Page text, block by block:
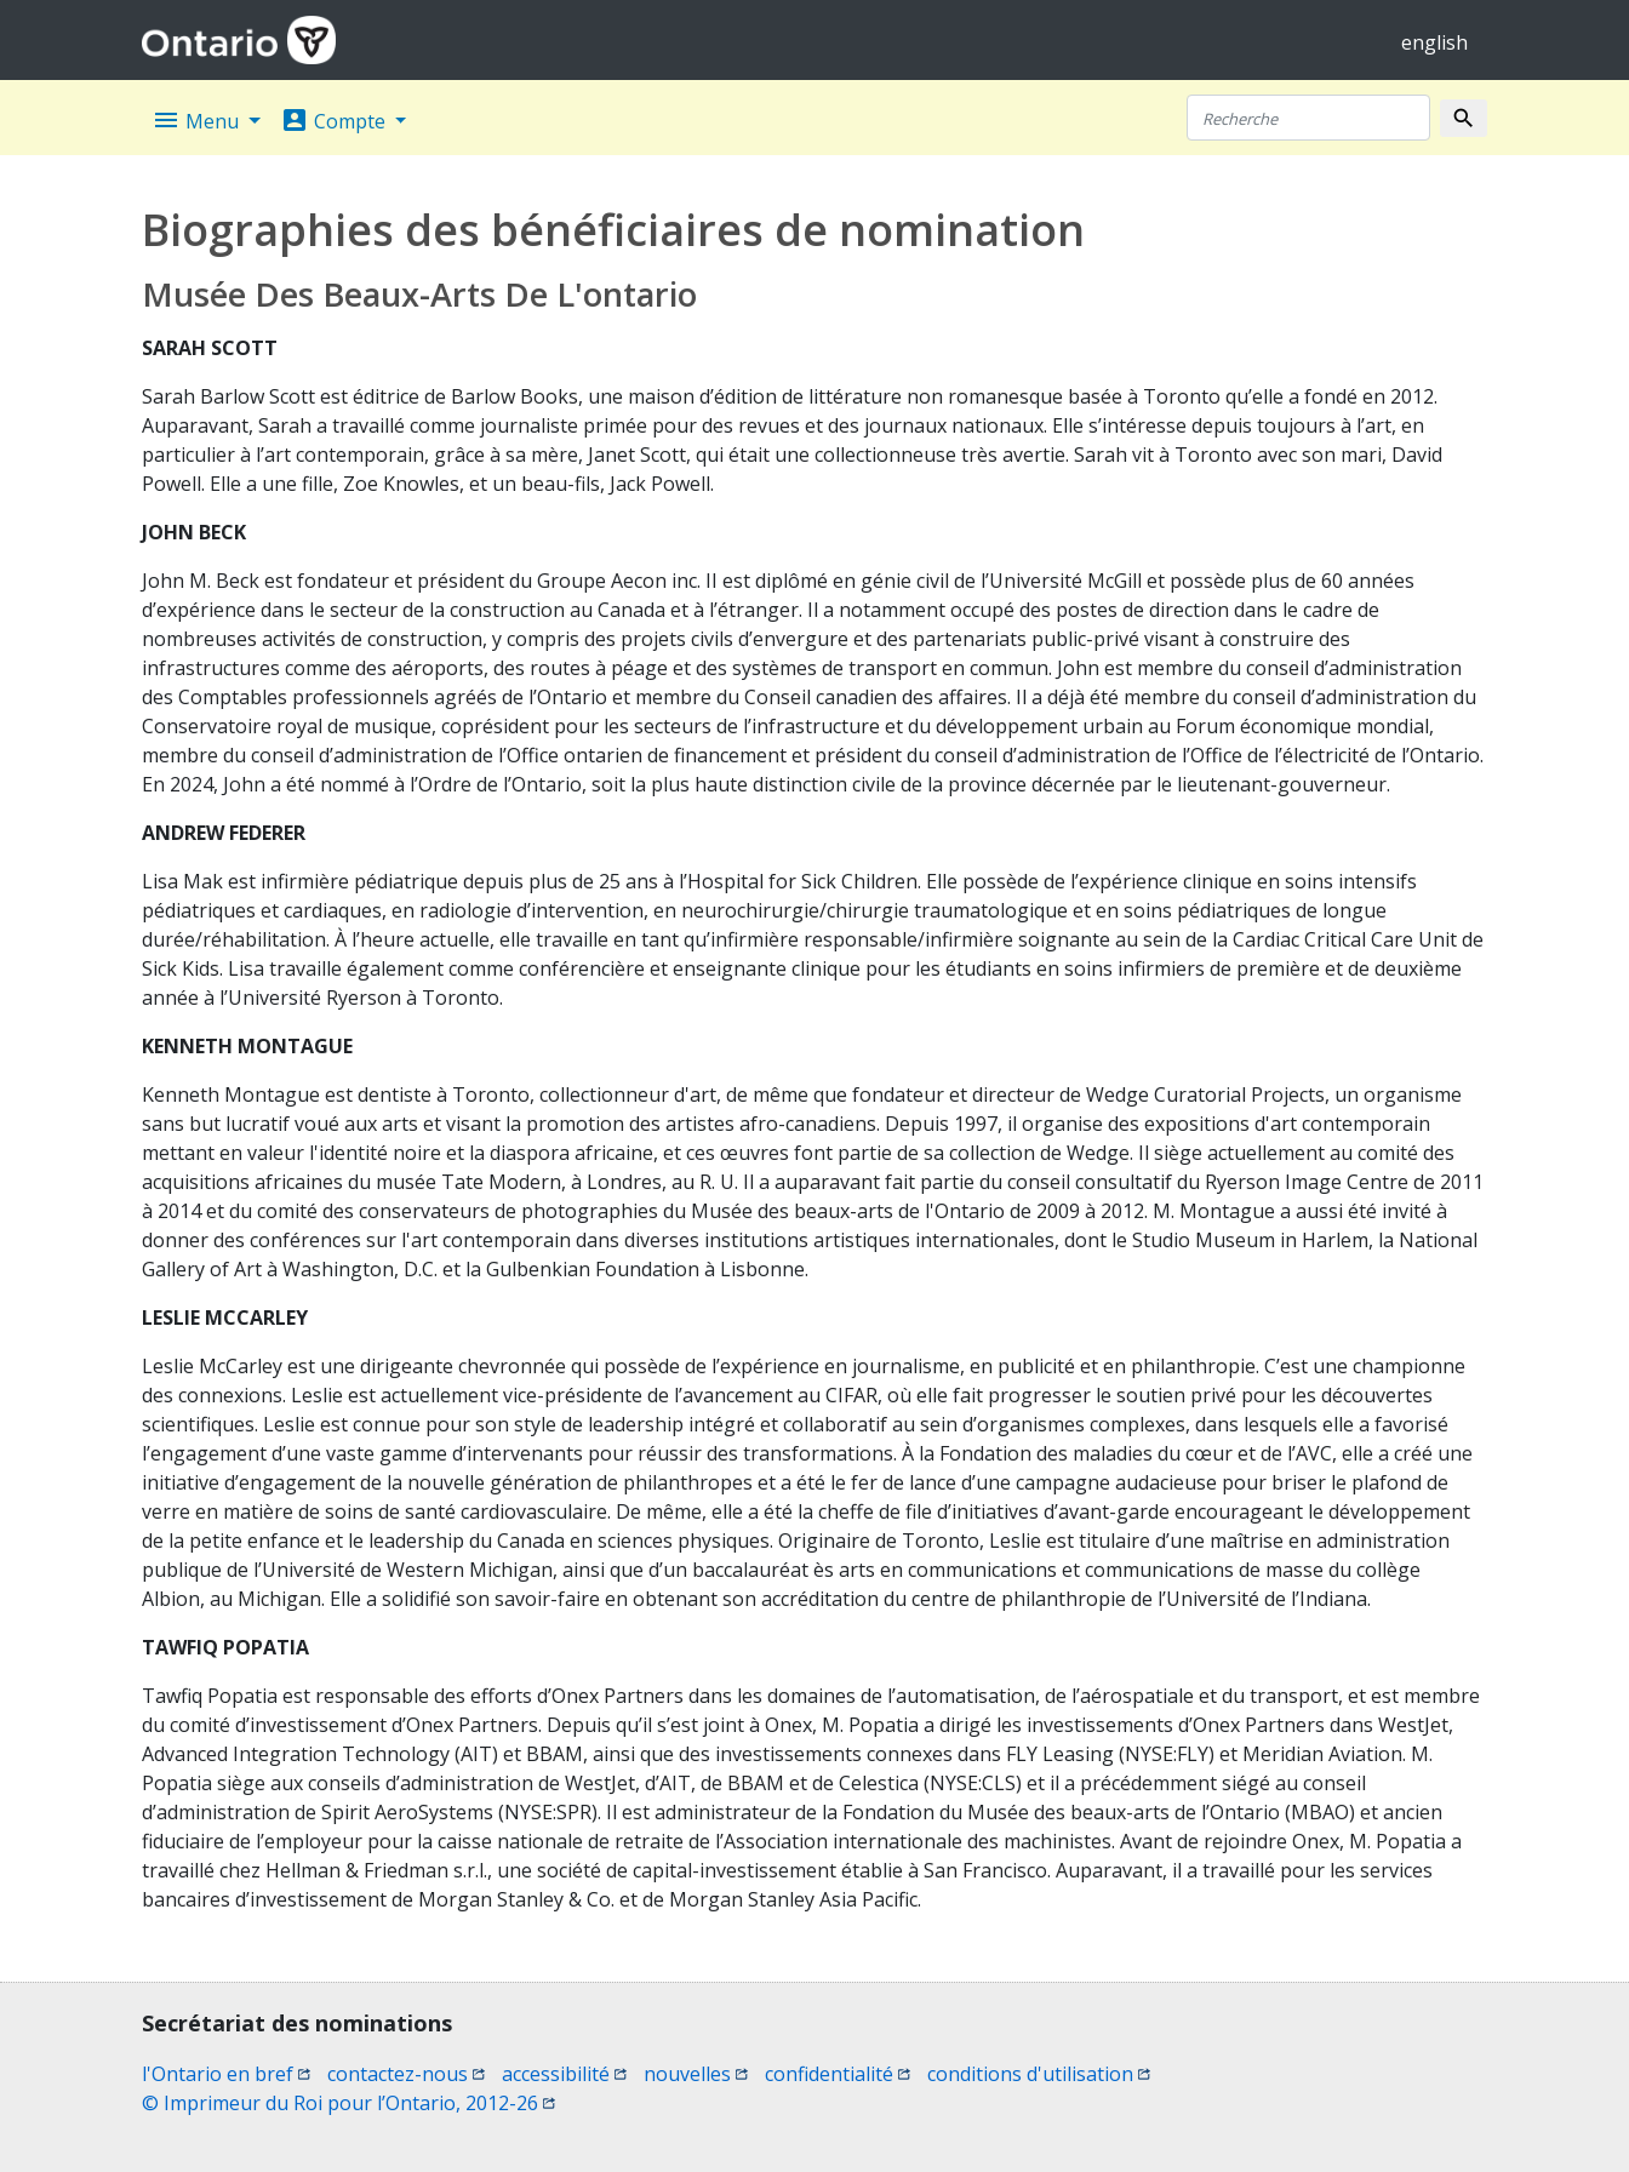
english
menu Menu account_box Compte search
Biographies des bénéficiaires de nomination
Musée Des Beaux-Arts De L'ontario
SARAH SCOTT
Sarah Barlow Scott est éditrice de Barlow Books, une maison d’édition de littérature non romanesque basée à Toronto qu’elle a fondé en 2012.
Auparavant, Sarah a travaillé comme journaliste primée pour des revues et des journaux nationaux. Elle s’intéresse depuis toujours à l’art, en
particulier à l’art contemporain, grâce à sa mère, Janet Scott, qui était une collectionneuse très avertie. Sarah vit à Toronto avec son mari, David
Powell. Elle a une fille, Zoe Knowles, et un beau-fils, Jack Powell.
JOHN BECK
John M. Beck est fondateur et président du Groupe Aecon inc. II est diplômé en génie civil de l’Université McGill et possède plus de 60 années
d’expérience dans le secteur de la construction au Canada et à l’étranger. Il a notamment occupé des postes de direction dans le cadre de
nombreuses activités de construction, y compris des projets civils d’envergure et des partenariats public-privé visant à construire des
infrastructures comme des aéroports, des routes à péage et des systèmes de transport en commun. John est membre du conseil d’administration
des Comptables professionnels agréés de l’Ontario et membre du Conseil canadien des affaires. Il a déjà été membre du conseil d’administration du
Conservatoire royal de musique, coprésident pour les secteurs de l’infrastructure et du développement urbain au Forum économique mondial,
membre du conseil d’administration de l’Office ontarien de financement et président du conseil d’administration de l’Office de l’électricité de l’Ontario.
En 2024, John a été nommé à l’Ordre de l’Ontario, soit la plus haute distinction civile de la province décernée par le lieutenant-gouverneur.
ANDREW FEDERER
Lisa Mak est infirmière pédiatrique depuis plus de 25 ans à l’Hospital for Sick Children. Elle possède de l’expérience clinique en soins intensifs
pédiatriques et cardiaques, en radiologie d’intervention, en neurochirurgie/chirurgie traumatologique et en soins pédiatriques de longue
durée/réhabilitation. À l’heure actuelle, elle travaille en tant qu’infirmière responsable/infirmière soignante au sein de la Cardiac Critical Care Unit de
Sick Kids. Lisa travaille également comme conférencière et enseignante clinique pour les étudiants en soins infirmiers de première et de deuxième
année à l’Université Ryerson à Toronto.
KENNETH MONTAGUE
Kenneth Montague est dentiste à Toronto, collectionneur d'art, de même que fondateur et directeur de Wedge Curatorial Projects, un organisme
sans but lucratif voué aux arts et visant la promotion des artistes afro-canadiens. Depuis 1997, il organise des expositions d'art contemporain
mettant en valeur l'identité noire et la diaspora africaine, et ces œuvres font partie de sa collection de Wedge. Il siège actuellement au comité des
acquisitions africaines du musée Tate Modern, à Londres, au R. U. Il a auparavant fait partie du conseil consultatif du Ryerson Image Centre de 2011
à 2014 et du comité des conservateurs de photographies du Musée des beaux-arts de l'Ontario de 2009 à 2012. M. Montague a aussi été invité à
donner des conférences sur l'art contemporain dans diverses institutions artistiques internationales, dont le Studio Museum in Harlem, la National
Gallery of Art à Washington, D.C. et la Gulbenkian Foundation à Lisbonne.
LESLIE MCCARLEY
Leslie McCarley est une dirigeante chevronnée qui possède de l’expérience en journalisme, en publicité et en philanthropie. C’est une championne
des connexions. Leslie est actuellement vice-présidente de l’avancement au CIFAR, où elle fait progresser le soutien privé pour les découvertes
scientifiques. Leslie est connue pour son style de leadership intégré et collaboratif au sein d’organismes complexes, dans lesquels elle a favorisé
l’engagement d’une vaste gamme d’intervenants pour réussir des transformations. À la Fondation des maladies du cœur et de l’AVC, elle a créé une
initiative d’engagement de la nouvelle génération de philanthropes et a été le fer de lance d’une campagne audacieuse pour briser le plafond de
verre en matière de soins de santé cardiovasculaire. De même, elle a été la cheffe de file d’initiatives d’avant-garde encourageant le développement
de la petite enfance et le leadership du Canada en sciences physiques. Originaire de Toronto, Leslie est titulaire d’une maîtrise en administration
publique de l’Université de Western Michigan, ainsi que d’un baccalauréat ès arts en communications et communications de masse du collège
Albion, au Michigan. Elle a solidifié son savoir-faire en obtenant son accréditation du centre de philanthropie de l’Université de l’Indiana.
TAWFIQ POPATIA
Tawfiq Popatia est responsable des efforts d’Onex Partners dans les domaines de l’automatisation, de l’aérospatiale et du transport, et est membre
du comité d’investissement d’Onex Partners. Depuis qu’il s’est joint à Onex, M. Popatia a dirigé les investissements d’Onex Partners dans WestJet,
Advanced Integration Technology (AIT) et BBAM, ainsi que des investissements connexes dans FLY Leasing (NYSE:FLY) et Meridian Aviation. M.
Popatia siège aux conseils d’administration de WestJet, d’AIT, de BBAM et de Celestica (NYSE:CLS) et il a précédemment siégé au conseil
d’administration de Spirit AeroSystems (NYSE:SPR). Il est administrateur de la Fondation du Musée des beaux-arts de l’Ontario (MBAO) et ancien
fiduciaire de l’employeur pour la caisse nationale de retraite de l’Association internationale des machinistes. Avant de rejoindre Onex, M. Popatia a
travaillé chez Hellman & Friedman s.r.l., une société de capital-investissement établie à San Francisco. Auparavant, il a travaillé pour les services
bancaires d’investissement de Morgan Stanley & Co. et de Morgan Stanley Asia Pacific.
Contact, terms, legal information
Secrétariat des nominations
l'Ontario en bref(Ouvrir une nouvelle fenêtre)
contactez-nous (Ouvrir une nouvelle fenêtre)
accessibilité (Ouvrir une nouvelle fenêtre)
nouvelles (Ouvrir une nouvelle fenêtre)
confidentialité (Ouvrir une nouvelle fenêtre)
conditions d'utilisation (Ouvrir une nouvelle fenêtre)
© Imprimeur du Roi pour l’Ontario, 2012-26 (Ouvrir une nouvelle fenêtre)